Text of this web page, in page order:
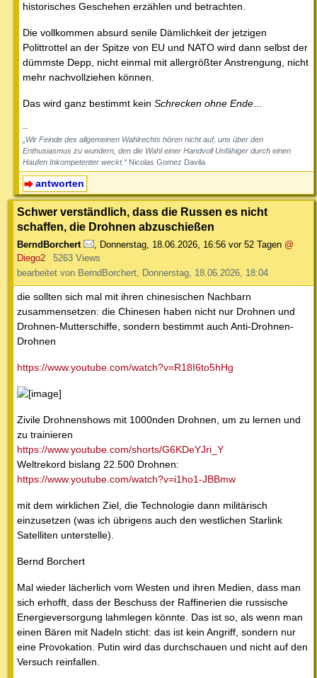
historisches Geschehen erzählen und betrachten.
Die vollkommen absurd senile Dämlichkeit der jetzigen
Polittrottel an der Spitze von EU und NATO wird dann selbst der
dümmste Depp, nicht einmal mit allergrößter Anstrengung, nicht
mehr nachvollziehen können.
Das wird ganz bestimmt kein Schrecken ohne Ende
--
„Wir Feinde des allgemeinen Wahlrechts hören nicht auf, uns über den
Enthusiasmus zu wundern, den die Wahl einer Handvoll Unfähiger durch einen
Haufen Inkompetenter weckt.“ Nicolas Gomez Davila
antworten
Schwer verständlich, dass die Russen es nicht
schaffen, die Drohnen abzuschießen
BerndBorchert Donnerstag, 18.06.2026, 16:56 vor 52 Tagen @
Diego2
5263 Views
bearbeitet von BerndBorchert, Donnerstag, 18.06.2026, 18:04
die sollten sich mal mit ihren chinesischen Nachbarn
zusammensetzen: die Chinesen haben nicht nur Drohnen und
Drohnen-Mutterschiffe, sondern bestimmt auch Anti-Drohnen-
Drohnen
https://www.youtube.com/watch?v=R18I6to5hHg
Zivile Drohnenshows mit 1000nden Drohnen, um zu lernen und
zu trainieren
https://www.youtube.com/shorts/G6KDeYJri_Y
Weltrekord bislang 22.500 Drohnen:
https://www.youtube.com/watch?v=i1ho1-JBBmw
mit dem wirklichen Ziel, die Technologie dann militärisch
einzusetzen (was ich übrigens auch den westlichen Starlink
Satelliten unterstelle).
Bernd Borchert
Mal wieder lächerlich vom Westen und ihren Medien, dass man
sich erhofft, dass der Beschuss der Raffinerien die russische
Energieversorgung lahmlegen könnte. Das ist so, als wenn man
einen Bären mit Nadeln sticht: das ist kein Angriff, sondern nur
eine Provokation. Putin wird das durchschauen und nicht auf den
Versuch reinfallen.